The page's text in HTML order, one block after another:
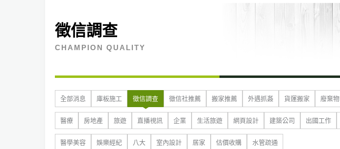
徵信調查
CHAMPION QUALITY
全部消息 庫板施工 徵信調查 徵信社推薦 搬家推薦 外遇抓姦 貨運搬家 廢棄物
醫療 房地產 旅遊 直播視訊 企業 生活旅遊 網頁設計 建築公司 出國工作
醫學美容 娛樂經紀 八大 室內設計 居家 估價收購 水管疏通